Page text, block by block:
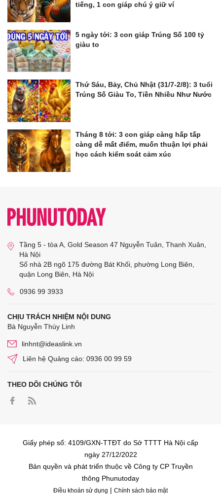
tiếng, 1 con giáp chú ý giữ ví
5 ngày tới: 3 con giáp Trúng Số 100 tỷ
giàu to
Thứ Sáu, Bảy, Chủ Nhật (31/7-2/8): 3 tuổi
Trúng Số Giàu To, Tiền Nhiều Như Nước
Tháng 8 tới: 3 con giáp càng hấp tấp
càng dễ mất điểm, muốn thuận lợi phải
học cách kiểm soát cảm xúc
Tầng 5 - tòa A, Gold Season 47 Nguyễn Tuân, Thanh Xuân,
Hà Nội
Số nhà 2B ngõ 175 đường Bát Khối, phường Long Biên,
quận Long Biên, Hà Nội
0936 99 3933
CHỊU TRÁCH NHIỆM NỘI DUNG
Bà Nguyễn Thùy Linh
linhnt@ideaslink.vn
Liên hệ Quảng cáo: 0936 00 99 59
THEO DÕI CHÚNG TÔI
Giấy phép số: 4109/GXN-TTĐT do Sở TTTT Hà Nội cấp
ngày 27/12/2022
Bản quyền và phát triển thuộc về Công ty CP Truyền
thông Phunutoday
Điều khoản sử dụng | Chính sách bảo mật